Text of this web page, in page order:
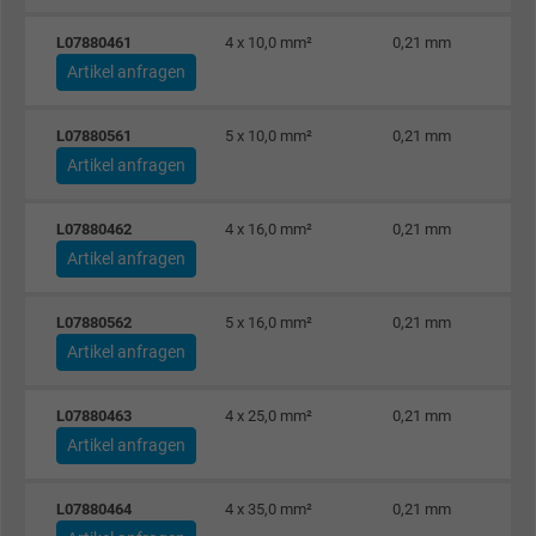
Anzeigenausrichtung und
Anbieter Facebook Ireland Ltd.
Laufzeit 1 Jahr
Cookie von Facebook für Website-Analyse,
Anzeigenausrichtung und
Anbieter Facebook Ireland Ltd.
L07880461 4 x 10,0 mm² 0,21 mm
Artikel anfragen
L07880561 5 x 10,0 mm² 0,21 mm
Artikel anfragen
L07880462 4 x 16,0 mm² 0,21 mm
Artikel anfragen
L07880562 5 x 16,0 mm² 0,21 mm
Artikel anfragen
L07880463 4 x 25,0 mm² 0,21 mm
Artikel anfragen
L07880464 4 x 35,0 mm² 0,21 mm